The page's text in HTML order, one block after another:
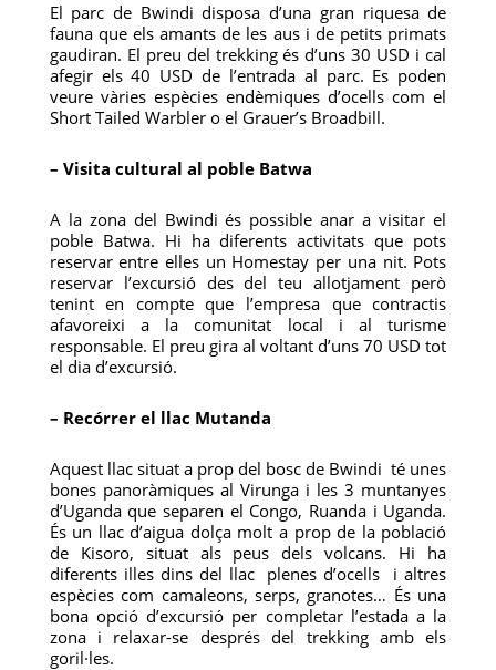
El parc de Bwindi disposa d’una gran riquesa de
fauna que els amants de les aus i de petits primats
gaudiran. El preu del trekking és d’uns 30 USD i cal
afegir els 40 USD de l’entrada al parc. Es poden
veure vàries espècies endèmiques d’ocells com el
Short Tailed Warbler o el Grauer’s Broadbill.
– Visita cultural al poble Batwa
A la zona del Bwindi és possible anar a visitar el
poble Batwa. Hi ha diferents activitats que pots
reservar entre elles un Homestay per una nit. Pots
reservar l’excursió des del teu allotjament però
tenint en compte que l’empresa que contractis
afavoreixi a la comunitat local i al turisme
responsable. El preu gira al voltant d’uns 70 USD tot
el dia d’excursió.
– Recórrer el llac Mutanda
Aquest llac situat a prop del bosc de Bwindi té unes
bones panoràmiques al Virunga i les 3 muntanyes
d’Uganda que separen el Congo, Ruanda i Uganda.
És un llac d’aigua dolça molt a prop de la població
de Kisoro, situat als peus dels volcans. Hi ha
diferents illes dins del llac plenes d’ocells i altres
espècies com camaleons, serps, granotes… És una
bona opció d’excursió per completar l’estada a la
zona i relaxar-se després del trekking amb els
goril·les.